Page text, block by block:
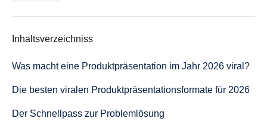
Inhaltsverzeichniss
Was macht eine Produktpräsentation im Jahr 2026 viral?
Die besten viralen Produktpräsentationsformate für 2026
Der Schnellpass zur Problemlösung